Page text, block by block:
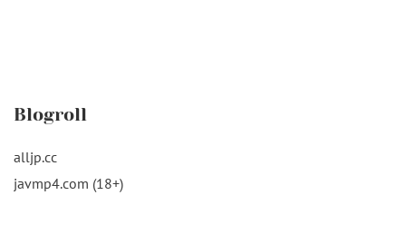
Blogroll
alljp.cc
javmp4.com (18+)